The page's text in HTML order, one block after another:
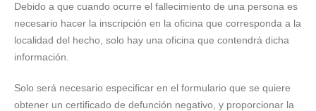
Debido a que cuando ocurre el fallecimiento de una persona es
necesario hacer la inscripción en la oficina que corresponda a la
localidad del hecho, solo hay una oficina que contendrá dicha
información.
Solo será necesario especificar en el formulario que se quiere
obtener un certificado de defunción negativo, y proporcionar la